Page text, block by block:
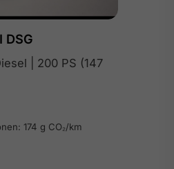
DSG
| 200 PS (147
174 g CO₂/km